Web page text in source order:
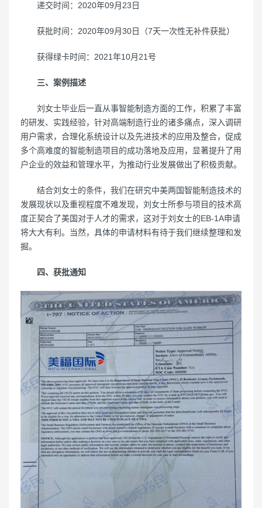
递交时间：2020年09月23日
获批时间：2020年09月30日（7天一次性无补件获批）
获得绿卡时间：2021年10月21号
三、案例描述
刘女士毕业后一直从事智能制造方面的工作，积累了丰富
的研发、实践经验，针对高端制造行业的诸多痛点，深入调研
用户需求，合理化系统设计以及先进技术的应用及整合，促成
多个高难度的智能制造项目的成功落地及应用，显著提升了用
户企业的效益和管理水平，为推动行业发展做出了积极贡献。
结合刘女士的条件，我们在研究中美两国智能制造技术的
发展现状以及重视程度不难发现，刘女士所参与项目的技术高
度正契合了美国对于人才的需求，这对于刘女士的EB-1A申请
将大大有利。当然，具体的申请材料有待于我们继续整理和发
掘。
四、获批通知